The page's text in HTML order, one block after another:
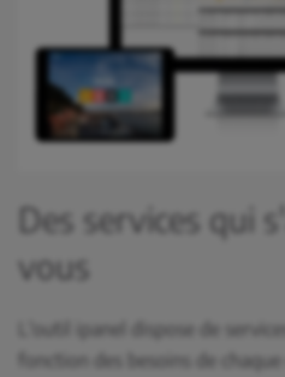
Des services qui
vous
L'outil ipanel dispose de
fonction des besoins de